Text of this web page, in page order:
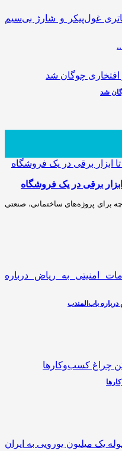
شد
ابزار برقی در یک فروشگاه
برای پروژه‌های ساختمانی، صنعتی
باب‌المندب